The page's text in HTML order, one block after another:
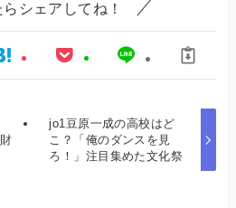
らシェアしてね！
jo1豆原一成の高校はど
こ？「俺のダンスを見
ろ！」注目集めた文化祭